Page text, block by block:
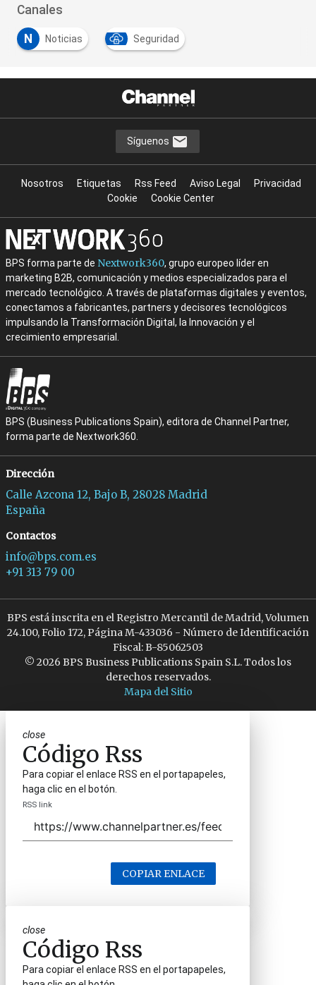
Canales
N Noticias Seguridad
Síguenos
Nosotros Etiquetas Rss Feed Aviso Legal
Privacidad
Cookie
Cookie Center
BPS forma parte de Nextwork360, grupo europeo líder en
marketing B2B, comunicación y medios especializados para el
mercado tecnológico. A través de plataformas digitales y eventos,
conectamos a fabricantes, partners y decisores tecnológicos
impulsando la Transformación Digital, la Innovación y el
crecimiento empresarial.
BPS (Business Publications Spain), editora de Channel Partner,
forma parte de Nextwork360.
Dirección
Calle Azcona 12, Bajo B, 28028 Madrid
España
Contactos
info@bps.com.es
+91 313 79 00
BPS está inscrita en el Registro Mercantil de Madrid, Volumen
24.100, Folio 172, Página M-433036 - Número de Identificación
Fiscal: B-85062503
© 2026 BPS Business Publications Spain S.L. Todos los
derechos reservados.
Mapa del Sitio
close
Código Rss
Para copiar el enlace RSS en el portapapeles,
haga clic en el botón.
RSS link
COPIAR ENLACE
close
Código Rss
Para copiar el enlace RSS en el portapapeles,